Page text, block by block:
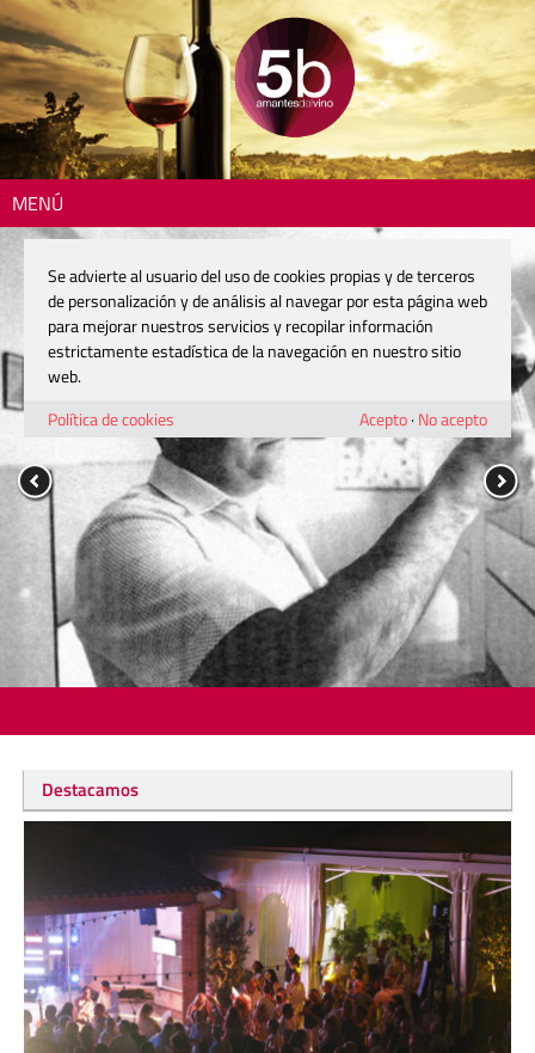
MENÚ
Destacamos
Se advierte al usuario del uso de cookies propias y de terceros
de personalización y de análisis al navegar por esta página web
para mejorar nuestros servicios y recopilar información
estrictamente estadística de la navegación en nuestro sitio
web.
Política de cookies
Acepto· No acepto